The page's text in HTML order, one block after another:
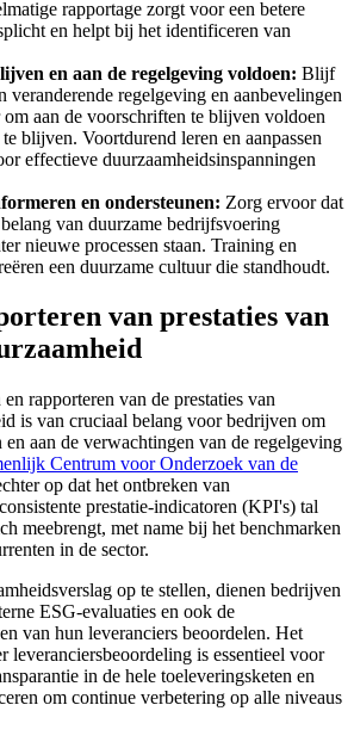
rapportage zorgt voor een betere
en helpt bij het identificeren van
en aan de regelgeving voldoen: Blijf
veranderende regelgeving en aanbevelingen
om aan de voorschriften te blijven voldoen
blijven. Voortdurend leren en aanpassen
effectieve duurzaamheidsinspanningen
en ondersteunen: Zorg ervoor dat
van duurzame bedrijfsvoering
nieuwe processen staan. Training en
een duurzame cultuur die standhoudt.
van prestaties van
rapporteren van de prestaties van
is van cruciaal belang voor bedrijven om
aan de verwachtingen van de regelgeving
Centrum voor Onderzoek van de
op dat het ontbreken van
prestatie-indicatoren (KPI's) tal
meebrengt, met name bij het benchmarken
in de sector.
op te stellen, dienen bedrijven
ESG-evaluaties en ook de
van hun leveranciers beoordelen. Het
leveranciersbeoordeling is essentieel voor
in de hele toeleveringsketen en
om continue verbetering op alle niveaus